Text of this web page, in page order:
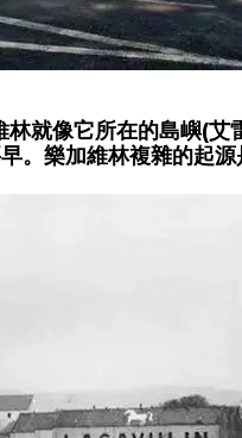
就像它所在的島嶼(
樂加維林複雜的起源